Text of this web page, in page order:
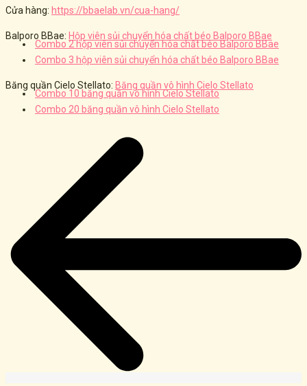
Cửa hàng: https://bbaelab.vn/cua-hang/
Balporo BBae: Hộp viên sủi chuyển hóa chất béo Balporo BBae
Combo 2 hộp viên sủi chuyển hóa chất béo Balporo BBae
Combo 3 hộp viên sủi chuyển hóa chất béo Balporo BBae
Băng quần Cielo Stellato: Băng quần vô hình Cielo Stellato
Combo 10 băng quần vô hình Cielo Stellato
Combo 20 băng quần vô hình Cielo Stellato